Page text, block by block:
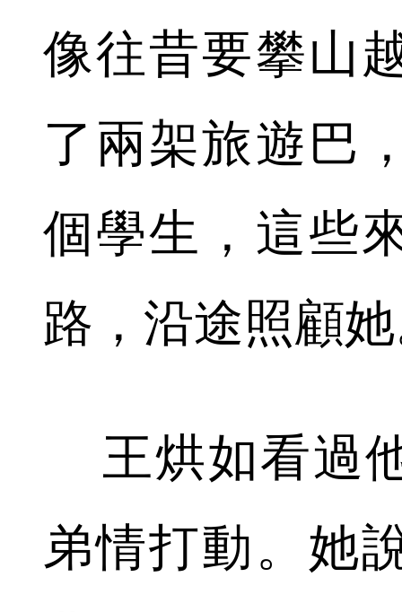
像往昔要攀山
了兩架旅遊巴
個學生，這些
路，沿途照顧
王烘如看過
弟情打動。她